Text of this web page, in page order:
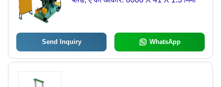
Send Inquiry WhatsApp